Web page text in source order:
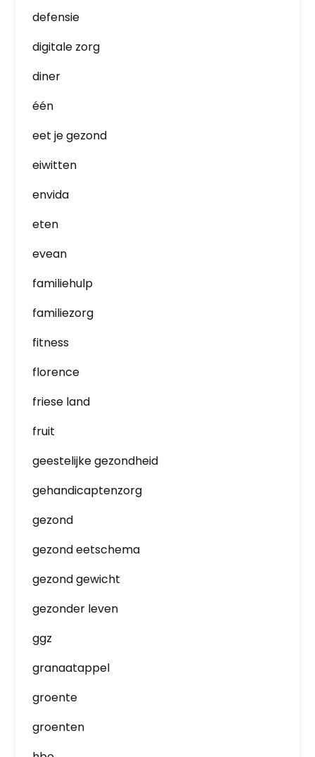
defensie
digitale zorg
diner
één
eet je gezond
eiwitten
envida
eten
evean
familiehulp
familiezorg
fitness
florence
friese land
fruit
geestelijke gezondheid
gehandicaptenzorg
gezond
gezond eetschema
gezond gewicht
gezonder leven
ggz
granaatappel
groente
groenten